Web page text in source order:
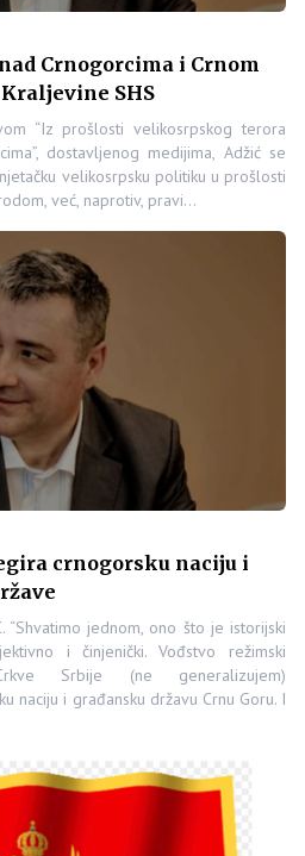
Crnogorcima i Crnom
SHS
“Iz prošlosti velikosrpskog terora
dostavljenog medijima, Adžić se
velikosrpsku politiku u prošlosti
već, naprotiv, pravi…
crnogorsku naciju i
“Shvatimo jednom, ono što je istorijski
i činjenički. Vođstvo režimski
Crkve Srbije (ne generalizujem)
naciju i građansku državu Crnu Goru. I